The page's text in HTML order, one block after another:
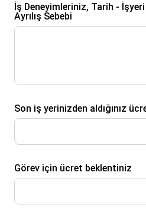
İş Deneyimleriniz, Tarih -
Ayrılış Sebebi
Son iş yerinizden aldığınız
Görev için ücret beklentiniz